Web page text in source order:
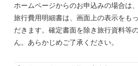
ホームページからのお申込みの場合は
旅行費用明細書は、画面上の表示をも
だきます。確定書面を除き旅行資料等
ん。あらかじめご了承ください。